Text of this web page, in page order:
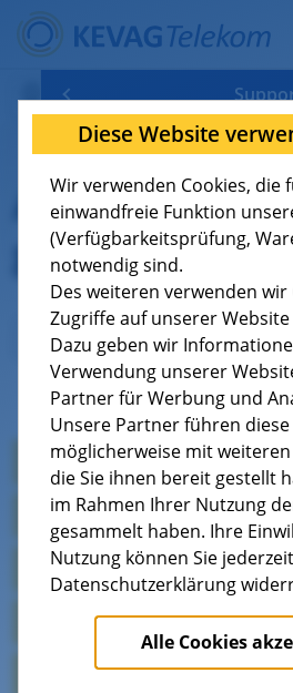
Diese Website
Wir verwenden Cookies, die
einwandfreie Funktion
(Verfügbarkeitsprüfung,
notwendig sind.
Des weiteren verwenden wir
Zugriffe auf unserer
Dazu geben wir
Verwendung unserer
Partner für Werbung und
Unsere Partner führen
möglicherweise mit
die Sie ihnen bereit gestellt
im Rahmen Ihrer Nutzung
gesammelt haben. Ihre
Nutzung können Sie
Datenschutzerklärung
Alle Cookies
Antworten
gestellte
Kategorieauswahl
Glasfaserausbau
Allgemein
Rechnung und Vertrag
Verfügbarkeitsprüfung
Technische Voraussetzungen
Verfügbarkeit
Tarife
Support
Über uns
Jobs
Geschäftskunden
FAQ: Antworten auf häufig
Konfigurationshilfen
Dokumente
Kündigung
Aktuelle Wartungen/
Videos - So funktioniert die
Bandbreite - Information